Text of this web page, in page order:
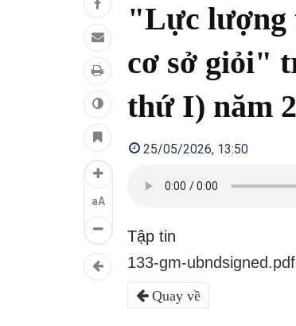
aA
"Lực lượng
cơ sở giỏi"
thứ I) năm
25/05/2026, 13:50
Tập tin
133-gm-ubndsigned.pdf
Quay về